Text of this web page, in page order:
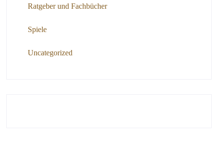
Ratgeber und Fachbücher
Spiele
Uncategorized